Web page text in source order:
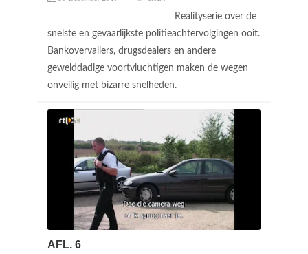
Realityserie over de
snelste en gevaarlijkste politieachtervolgingen ooit.
Bankovervallers, drugsdealers en andere
gewelddadige voortvluchtigen maken de wegen
onveilig met bizarre snelheden.
AFL. 6